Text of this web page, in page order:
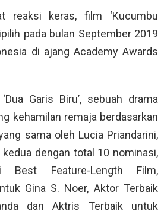
reaksi keras, film ‘Kucumbu
pada bulan September 2019
di ajang Academy Awards
Garis Biru’, sebuah drama
kehamilan remaja berdasarkan
sama oleh Lucia Priandarini,
dengan total 10 nominasi,
Best Feature-Length Film,
Gina S. Noer, Aktor Terbaik
dan Aktris Terbaik untuk